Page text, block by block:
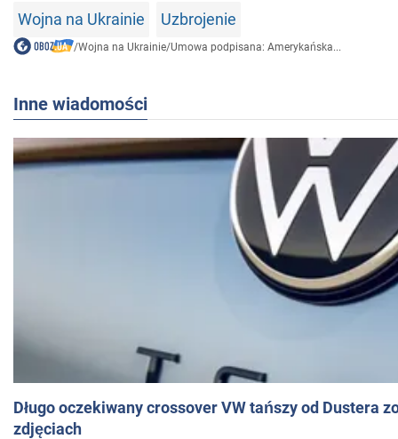
Wojna na Ukrainie Uzbrojenie
/Wojna na Ukrainie/Umowa podpisana: Amerykańska...
Inne wiadomości
Długo oczekiwany crossover VW tańszy od Dustera
zdjęciach